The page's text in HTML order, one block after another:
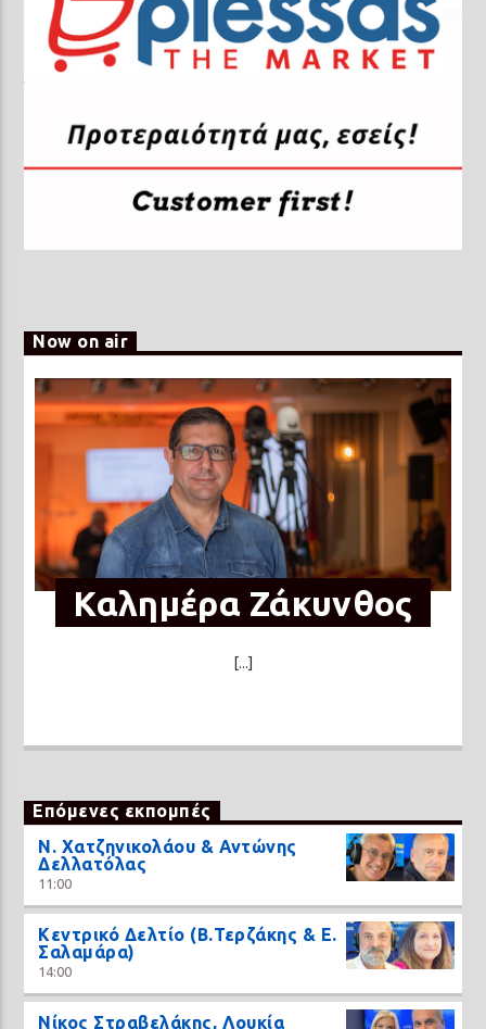
Now on air
Καλημέρα Ζάκυνθος
[...]
Επόμενες εκπομπές
N. Χατζηνικολάου & Αντώνης
Δελλατόλας
11:00
Κεντρικό Δελτίο (Β.Τερζάκης & Ε.
Σαλαμάρα)
14:00
Νίκος Στραβελάκης, Λουκία